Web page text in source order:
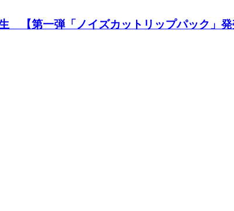
【第一弾「ノイズカットリップパック」発